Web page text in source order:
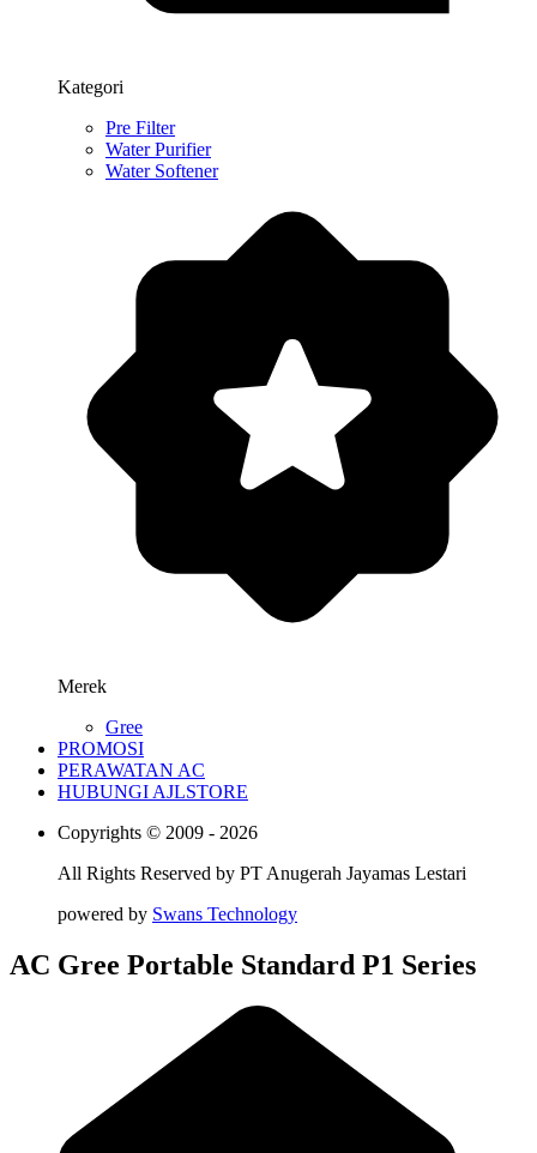
Kategori
Pre Filter
Water Purifier
Water Softener
Merek
Gree
PROMOSI
PERAWATAN AC
HUBUNGI AJLSTORE
Copyrights © 2009 - 2026
All Rights Reserved by PT Anugerah Jayamas Lestari
powered by Swans Technology
AC Gree Portable Standard P1 Series